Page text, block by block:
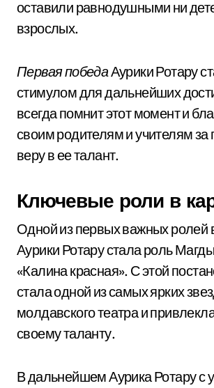
оставили равнодушными ни
взрослых.
Первая победаАурики Ротару
стимулом для дальнейших
всегда помнит этот момент и
своим родителям и учителям за
веру в ее талант.
Ключевые роли в
Одной из первых важных ролей
Аурики Ротару стала роль
«Калина красная». С этой
стала одной из самых ярких
молдавского театра и
своему таланту.
В дальнейшем Аурика Ротару с